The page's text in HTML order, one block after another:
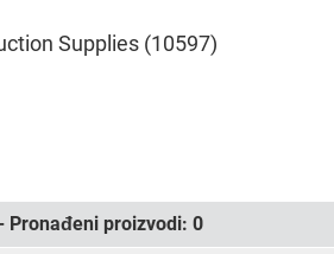
Supplies (10597)
Pronađeni proizvodi: 0